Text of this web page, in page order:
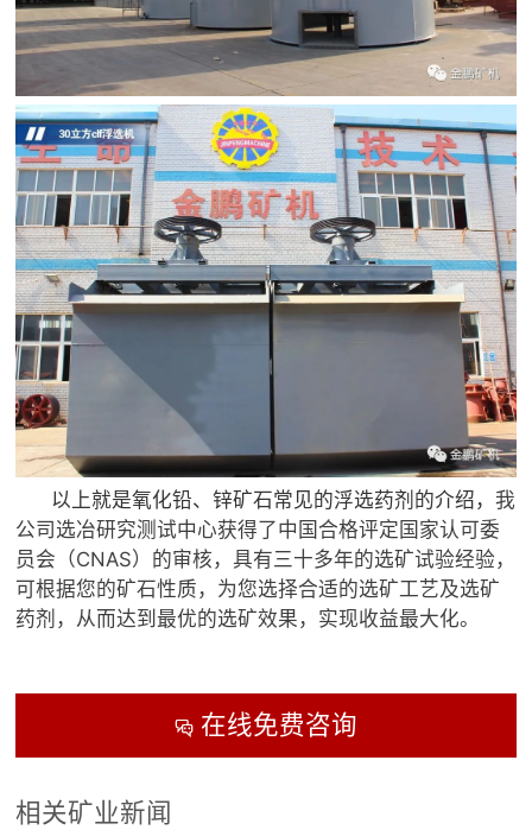
以上就是氧化铅、锌矿石常见的浮选药剂的介绍，我
公司选冶研究测试中心获得了中国合格评定国家认可委
员会（CNAS）的审核，具有三十多年的选矿试验经验，
可根据您的矿石性质，为您选择合适的选矿工艺及选矿
药剂，从而达到最优的选矿效果，实现收益最大化。
在线免费咨询
相关矿业新闻